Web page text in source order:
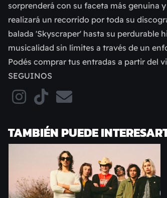
sorprenderá con su faceta más genuina
realizará un recorrido por toda su
balada 'Skyscraper' hasta su perdurable
musicalidad sin límites a través de un
Podés comprar tus entradas a partir del
SEGUINOS
TAMBIÉN PUEDE